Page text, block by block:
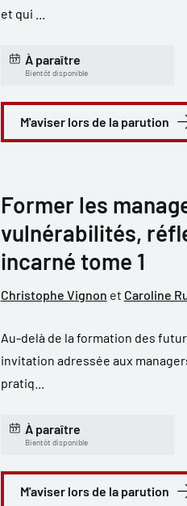
et qui ...
À paraître
Bientôt disponible
M'aviser lors de la parution
Former les
vulnérabilités,
incarné tome 1
Christophe Vignon et Caroline
Au-delà de la formation des
invitation adressée aux
pratiq...
À paraître
Bientôt disponible
M'aviser lors de la parution